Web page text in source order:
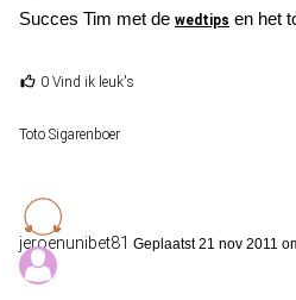
Succes Tim met de wedtips en het
0 Vind ik leuk's
Toto Sigarenboer
jeroenunibet81 Geplaatst 21 nov 2011